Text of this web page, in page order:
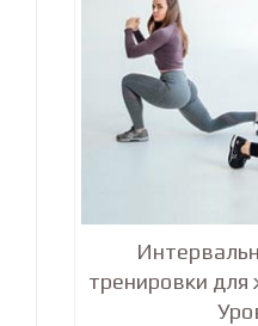
тренировки